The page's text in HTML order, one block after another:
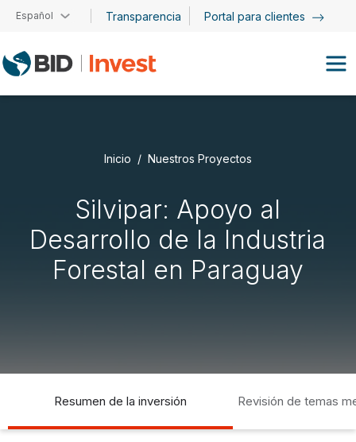
Pasar al contenido principal
Español Transparencia Portal para clientes
Inicio Nuestros Proyectos
Silvipar: Apoyo al
Desarrollo de la Industria
Forestal en Paraguay
Resumen de la inversión Revisión de temas